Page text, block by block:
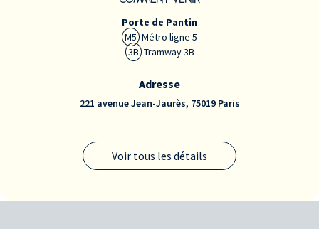
Voir tous les détails
Porte de Pantin
M5 Métro ligne 5
3B Tramway 3B
Adresse
221 avenue Jean-Jaurès, 75019 Paris